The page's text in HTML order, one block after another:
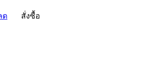
ด สั่งซื้อ